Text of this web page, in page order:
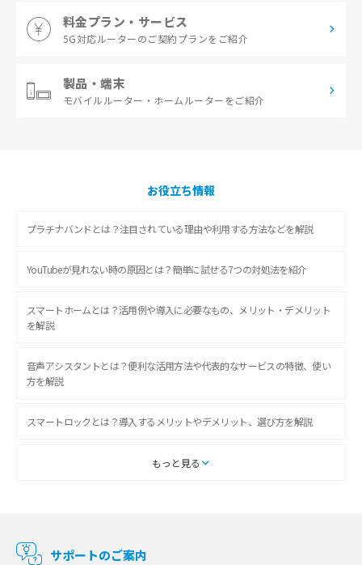
料金プラン・サービス
5G対応ルーターのご契約プランをご紹介
製品・端末
モバイルルーター・ ホームルーターをご紹介
お役立ち情報
プラチナバンドとは？注目されている理由や利用する方法などを解説
YouTubeが見れない時の原因とは？簡単に試せる7つの対処法を紹介
スマートホームとは？活用例や導入に必要なもの、メリット・デメリット
を解説
音声アシスタントとは？便利な活用方法や代表的なサービスの特徴、使い
方を解説
スマートロックとは？導入するメリットやデメリット、選び方を解説
スマートテレビとは？特徴や選び方、使い方をわかりやすく解説
マンションで使えるWi-Fiは？種類ごとの特徴や選び方を紹介
もっと見る
サポートのご案内